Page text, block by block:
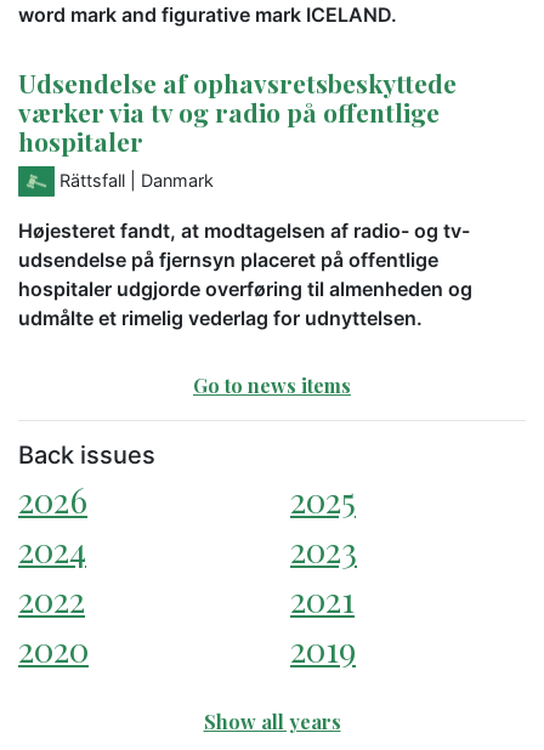
word mark and figurative mark ICELAND.
Udsendelse af ophavsretsbeskyttede
værker via tv og radio på offentlige
hospitaler
Rättsfall | Danmark
Højesteret fandt, at modtagelsen af radio- og tv-
udsendelse på fjernsyn placeret på offentlige
hospitaler udgjorde overføring til almenheden og
udmålte et rimelig vederlag for udnyttelsen.
Go to news items
Back issues
2026
2025
2024
2023
2022
2021
2020
2019
Show all years